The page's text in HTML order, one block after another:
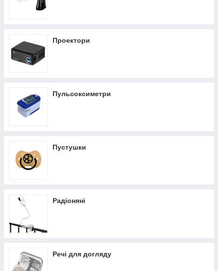
Проектори
Пульсоксиметри
Пустушки
Радіоняні
Речі для догляду